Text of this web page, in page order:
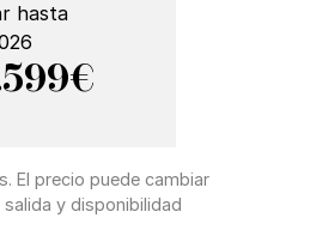
hasta
El precio puede cambiar
y disponibilidad